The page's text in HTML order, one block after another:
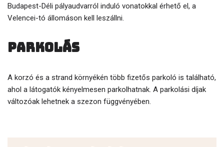
Budapest-Déli pályaudvarról induló vonatokkal érhető el, a
Velencei-tó állomáson kell leszállni.
Parkolás
A korzó és a strand környékén több fizetős parkoló is található,
ahol a látogatók kényelmesen parkolhatnak. A parkolási díjak
változóak lehetnek a szezon függvényében.